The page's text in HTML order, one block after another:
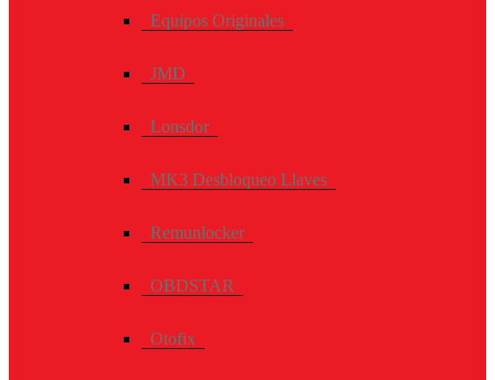
Equipos Originales
JMD
Lonsdor
MK3 Desbloqueo Llaves
Remunlocker
OBDSTAR
Otofix